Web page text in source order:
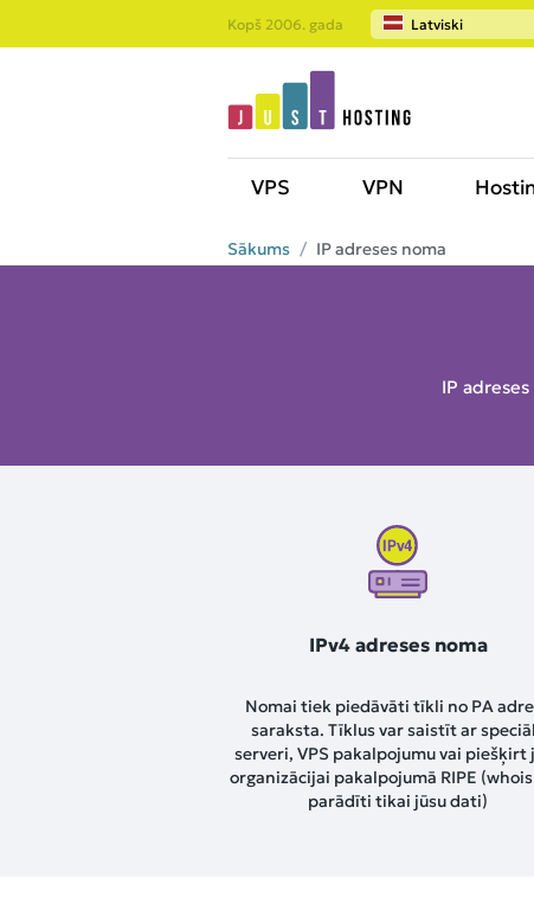
Kopš 2006. gada Latviski
VPS VPN
Sākums IP adreses noma
IP
IPv4 adreses noma
Nomai tiek piedāvāti tīkli no PA
saraksta. Tīklus var saistīt ar
serveri, VPS pakalpojumu vai piešķirt
organizācijai pakalpojumā RIPE
parādīti tikai jūsu dati)